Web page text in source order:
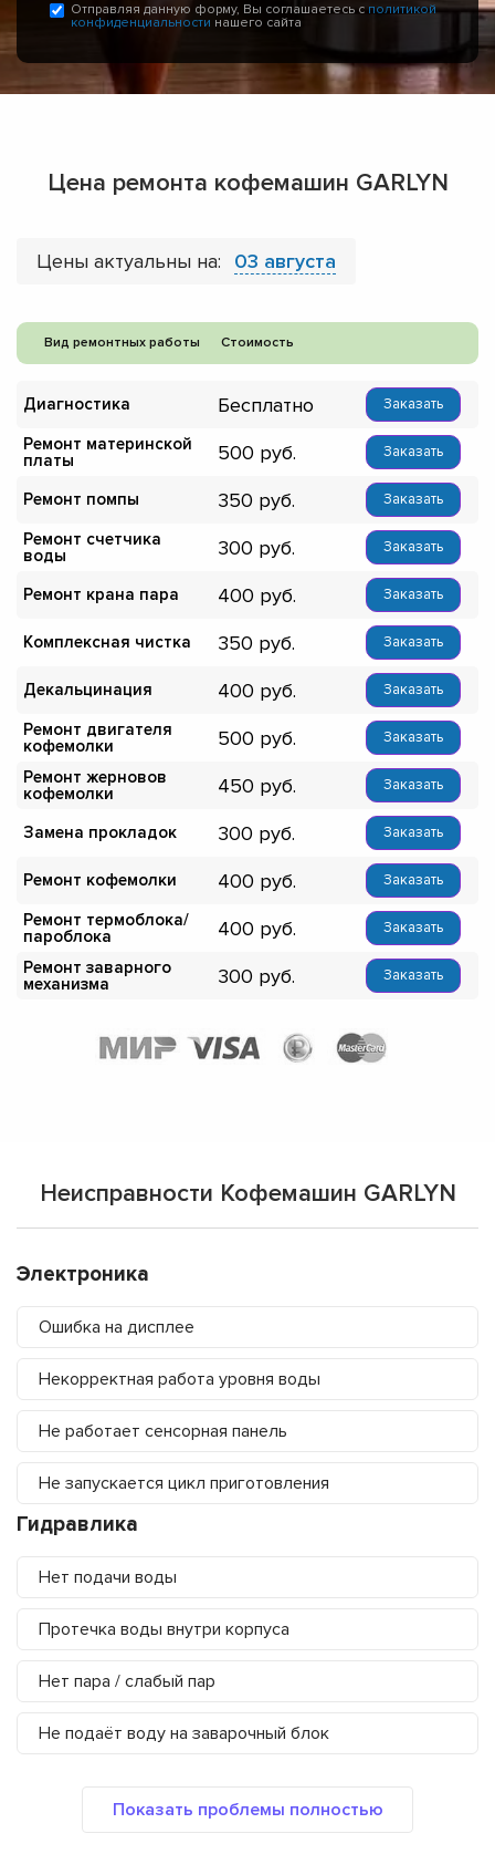
Отправляя данную форму, Вы соглашаетесь с политикой
конфиденциальности нашего сайта
Цена ремонта кофемашин GARLYN
Цены актуальны на: 03 августа
Вид ремонтных работы Стоимость
Диагностика Бесплатно Заказать
Ремонт материнской
платы
500 Заказать
Ремонт помпы 350 Заказать
Ремонт счетчика
воды
300 Заказать
Ремонт крана пара 400 Заказать
Комплексная чистка 350 Заказать
Декальцинация 400 Заказать
Ремонт двигателя
кофемолки
500 Заказать
Ремонт жерновов
кофемолки
450 Заказать
Замена прокладок 300 Заказать
Ремонт кофемолки 400 Заказать
Ремонт термоблока/
пароблока
400 Заказать
Ремонт заварного
механизма
300 Заказать
Неисправности Кофемашин GARLYN
Электроника
Ошибка на дисплее
Некорректная работа уровня воды
Не работает сенсорная панель
Не запускается цикл приготовления
Гидравлика
Нет подачи воды
Протечка воды внутри корпуса
Нет пара / слабый пар
Не подаёт воду на заварочный блок